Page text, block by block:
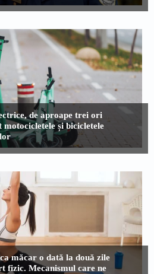
de aproape trei ori
motocicletele și bicicletele
măcar o dată la două zile
fizic. Mecanismul care ne